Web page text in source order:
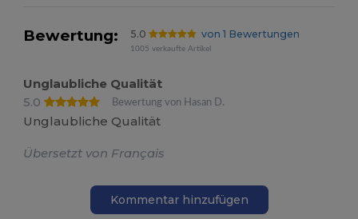
Bewertung: 5.0 von 1 Bewertungen
1005 verkaufte Artikel
Unglaubliche Qualität
5.0
Bewertung von Hasan D.
Unglaubliche Qualität
Übersetzt von Français
Kommentar hinzufügen